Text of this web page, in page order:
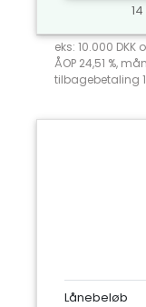
eks: 10.000
ÅOP 24,51 %,
tilbagebetaling
Lånebeløb